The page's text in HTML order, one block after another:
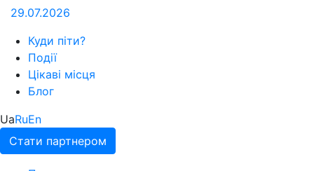
29.07.2026
Куди піти?
Події
Цікаві місця
Блог
UaRuEn
Стати партнером